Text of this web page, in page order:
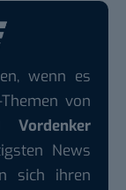
wenn es
von
Vordenker
News
sich ihren